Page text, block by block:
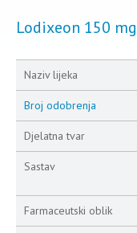
Lodixeon 150
Naziv lijeka
Broj odobrenja
Djelatna tvar
Sastav
Farmaceutski oblik